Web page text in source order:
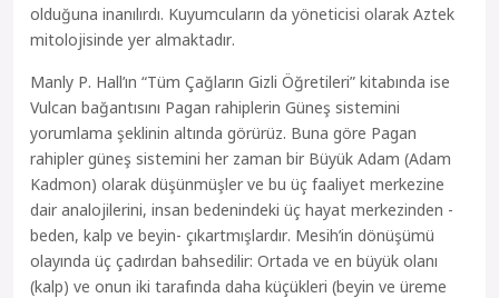
olduğuna inanılırdı. Kuyumcuların da yöneticisi olarak Aztek
mitolojisinde yer almaktadır.
Manly P. Hall’ın “Tüm Çağların Gizli Öğretileri” kitabında ise
Vulcan bağantısını Pagan rahiplerin Güneş sistemini
yorumlama şeklinin altında görürüz. Buna göre Pagan
rahipler güneş sistemini her zaman bir Büyük Adam (Adam
Kadmon) olarak düşünmüşler ve bu üç faaliyet merkezine
dair analojilerini, insan bedenindeki üç hayat merkezinden -
beden, kalp ve beyin- çıkartmışlardır. Mesih’in dönüşümü
olayında üç çadırdan bahsedilir: Ortada ve en büyük olanı
(kalp) ve onun iki tarafında daha küçükleri (beyin ve üreme